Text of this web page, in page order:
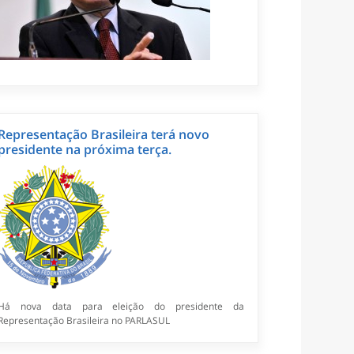
Brasileira terá novo
na próxima terça.
nova data para eleição do presidente da
Brasileira no PARLASUL